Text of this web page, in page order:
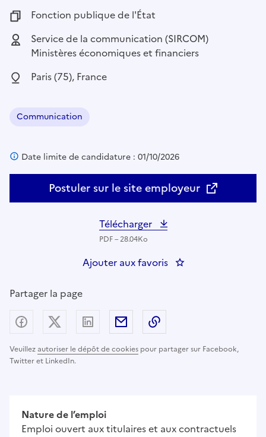
Fonction publique :
Fonction publique de l'État
Employeur :
Service de la communication (SIRCOM)
Ministères économiques et financiers
Localisation :
Paris (75), France
Domaine :
Communication
Postuler sur le site employeur
Date limite de candidature : 01/10/2026
Télécharger
PDF – 28.04Ko
Ajouter aux favoris : SG-SIRCOM -
Partager la page
Veuillezautoriser le dépôt de cookies pour partager sur Facebook,
Twitter et LinkedIn.
Partager sur Facebook
Partager sur X (anciennement Twitter) -
Partager sur LinkedIn
Partager par email
Nature de l’emploi
Emploi ouvert aux titulaires et aux contractuels